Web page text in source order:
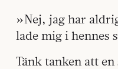
»Nej, jag har
lade mig i hennes
Tänk tanken att